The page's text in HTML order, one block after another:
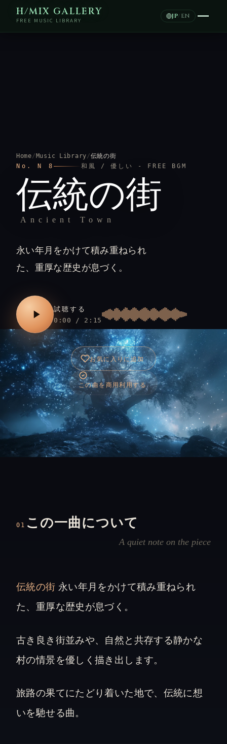
H/MIX GALLERY
FREE MUSIC LIBRARY
JP/ EN
Home/ Music Library/伝統の街
No. N 8
和風 / 優しい - FREE BGM
伝統の街
Ancient Town
永い年月をかけて積み重ねられ
た、重厚な歴史が息づく。
試聴する
0:00 / 2:15
お気に入りに追加
この曲を商用利用する
01 この一曲について
A quiet note on the piece
伝統の街 永い年月をかけて積み重ねられ
た、重厚な歴史が息づく。
古き良き街並みや、自然と共存する静かな
村の情景を優しく描き出します。
旅路の果てにたどり着いた地で、伝統に想
いを馳せる曲。